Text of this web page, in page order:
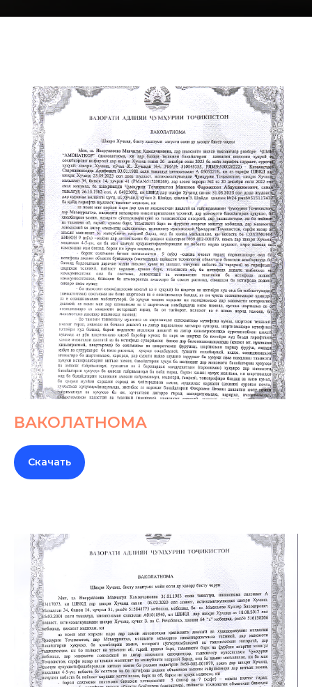
ВАКОЛАТНОМА
Скачать